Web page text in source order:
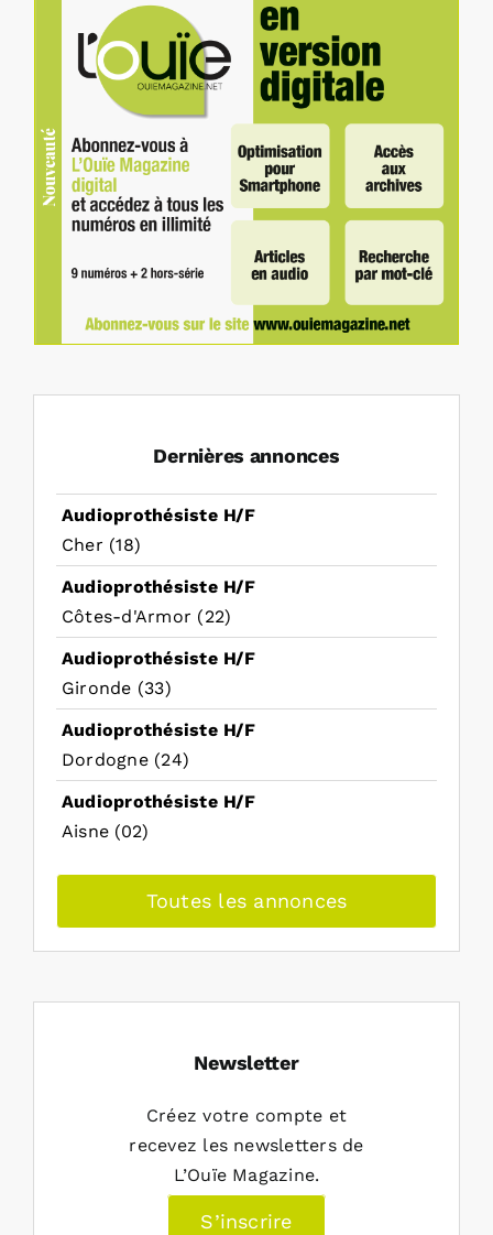
Dernières annonces
Audioprothésiste H/F
Cher (18)
Audioprothésiste H/F
Côtes-d'Armor (22)
Audioprothésiste H/F
Gironde (33)
Audioprothésiste H/F
Dordogne (24)
Audioprothésiste H/F
Aisne (02)
Toutes les annonces
Newsletter
Créez votre compte et
recevez les newsletters de
L’Ouïe Magazine.
S’inscrire